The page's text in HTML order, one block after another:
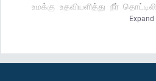
உமக்கு உதவியளித்து நீர்
வாலிபப் பருவத்திலும்